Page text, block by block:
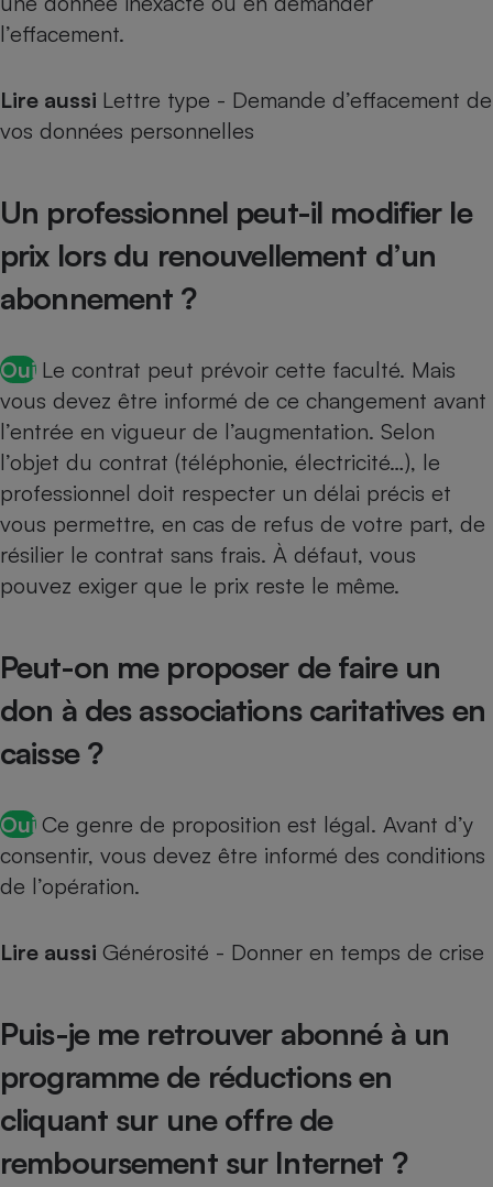
l’effacement.
Lire aussi Lettre type - Demande d’effacement de
vos données personnelles
Un professionnel peut-il modifier le
prix lors du renouvellement d’un
abonnement ?
Oui Le contrat peut prévoir cette faculté. Mais
vous devez être informé de ce changement avant
l’entrée en vigueur de l’augmentation. Selon
l’objet du contrat (téléphonie, électricité…), le
professionnel doit respecter un délai précis et
vous permettre, en cas de refus de votre part, de
résilier le contrat sans frais. À défaut, vous
pouvez exiger que le prix reste le même.
Peut-on me proposer de faire un
don à des associations caritatives en
caisse ?
Oui Ce genre de proposition est légal. Avant d’y
consentir, vous devez être informé des conditions
de l’opération.
Lire aussi Générosité - Donner en temps de crise
Puis-je me retrouver abonné à un
programme de réductions en
cliquant sur une offre de
remboursement sur Internet ?